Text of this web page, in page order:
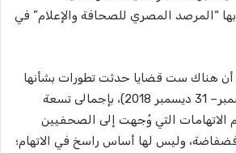
“المرصد المصري للصحافة والإعلام” في
أن هناك ست قضايا حدثت تطورات بشأنها
خلال الفترة من (1 ديسمبر– 31 ديسمبر 2018)، بإجمالى تسعة
التي وُجهت إلى الصحفيين
فضفاضة، وليس لها أساس راسخ في الاتهام؛